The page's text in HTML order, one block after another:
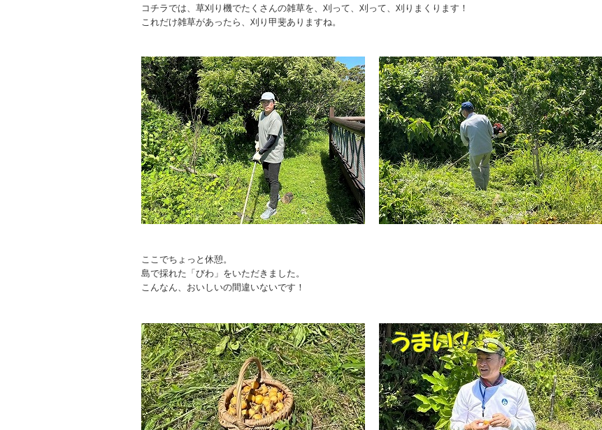
コチラでは、草刈り機でたくさんの雑草を、刈って、刈って、刈りまくります！
これだけ雑草があったら、刈り甲斐ありますね。
ここでちょっと休憩。
島で採れた「びわ」をいただきました。
こんなん、おいしいの間違いないです！